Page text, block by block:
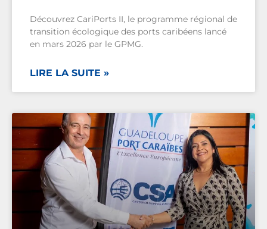
Découvrez CariPorts II, le programme régional de
transition écologique des ports caribéens lancé
en mars 2026 par le GPMG.
LIRE LA SUITE »